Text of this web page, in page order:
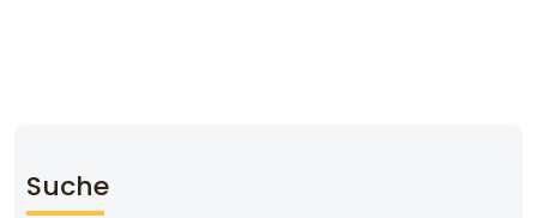
Suche